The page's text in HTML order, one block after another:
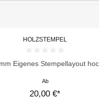
HOLZSTEMPEL
Bewertung von 0 von 5
Eigenes Stempellayout
Ab
20,00 €*